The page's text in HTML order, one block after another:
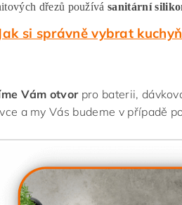
dřezů používásanitární
si správně vybrat
Vám otvorpro baterii,
a my Vás budeme v případě